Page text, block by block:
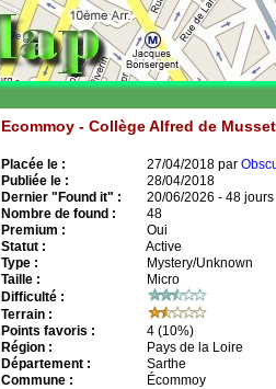
Ecommoy - Collège Alfred de
Placée le : 27/04/2018 par
Publiée le :
28/04/2018
Dernier "Found it" :
20/06/2026 - 48 jours
Nombre de found :
48
Premium :
Oui
Statut :
Active
Type :
Mystery/Unknown
Taille :
Micro
Difficulté :
Terrain :
Points favoris :
4 (10%)
Région :
Pays de la Loire
Département :
Sarthe
Commune :
Écommoy